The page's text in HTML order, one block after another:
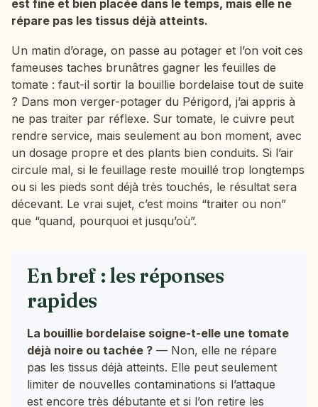
est fine et bien placée dans le temps, mais elle ne
répare pas les tissus déjà atteints.
Un matin d’orage, on passe au potager et l’on voit ces
fameuses taches brunâtres gagner les feuilles de
tomate : faut-il sortir la bouillie bordelaise tout de suite
? Dans mon verger-potager du Périgord, j’ai appris à
ne pas traiter par réflexe. Sur tomate, le cuivre peut
rendre service, mais seulement au bon moment, avec
un dosage propre et des plants bien conduits. Si l’air
circule mal, si le feuillage reste mouillé trop longtemps
ou si les pieds sont déjà très touchés, le résultat sera
décevant. Le vrai sujet, c’est moins “traiter ou non”
que “quand, pourquoi et jusqu’où”.
En bref : les réponses
rapides
La bouillie bordelaise soigne-t-elle une tomate
déjà noire ou tachée ? — Non, elle ne répare
pas les tissus déjà atteints. Elle peut seulement
limiter de nouvelles contaminations si l’attaque
est encore très débutante et si l’on retire les